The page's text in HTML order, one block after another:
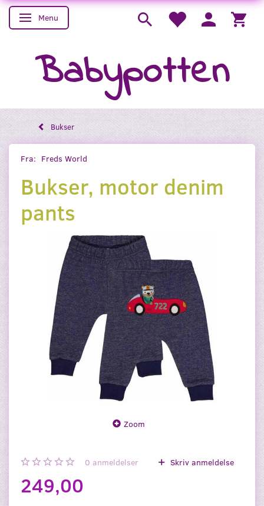
Skifte navigation
Menu
Babypotten
Bukser
Fra: Freds World
Bukser, motor denim
pants
Zoom
0 anmeldelser Skriv anmeldelse
249,00